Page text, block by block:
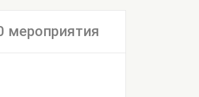
мероприятия